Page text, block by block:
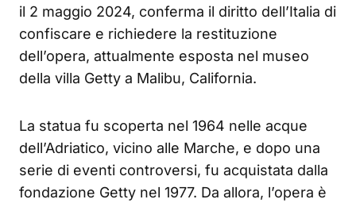
il 2 maggio 2024, conferma il diritto dell’Italia di
confiscare e richiedere la restituzione
dell’opera, attualmente esposta nel museo
della villa Getty a Malibu, California.
La statua fu scoperta nel 1964 nelle acque
dell’Adriatico, vicino alle Marche, e dopo una
serie di eventi controversi, fu acquistata dalla
fondazione Getty nel 1977. Da allora, l’opera è